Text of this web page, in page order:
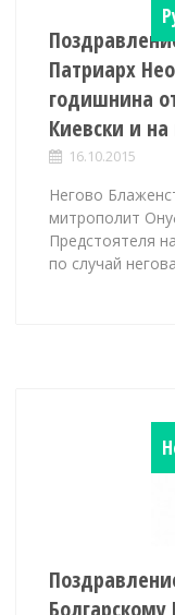
Патриарх
годишнина
Киевски и
16.10.2015
Негово
митрополит
Предстоятеля
по случай